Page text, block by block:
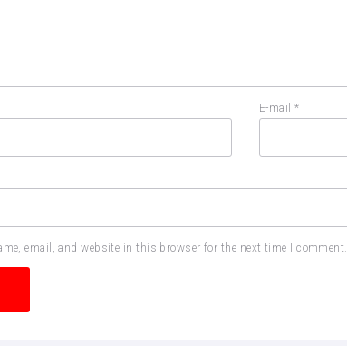
E-mail*
email, and website in this browser for the next time I comment.